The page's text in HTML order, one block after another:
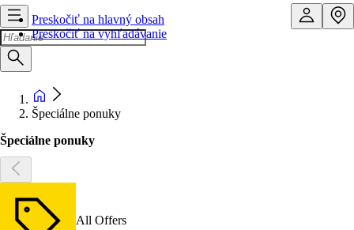
Preskočiť na hlavný obsah
Preskočiť na vyhľadávanie
Špeciálne ponuky
Špeciálne ponuky
All Offers